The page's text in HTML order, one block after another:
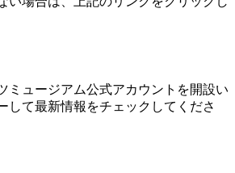
ミュージアム公式アカウントを開設い
して最新情報をチェックしてくださ